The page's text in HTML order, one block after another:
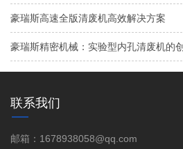
豪瑞斯高速全版清废机高效解决方案
豪瑞斯精密机械：实验型内孔清废机的
联系我们
邮箱：1678938058@qq.com